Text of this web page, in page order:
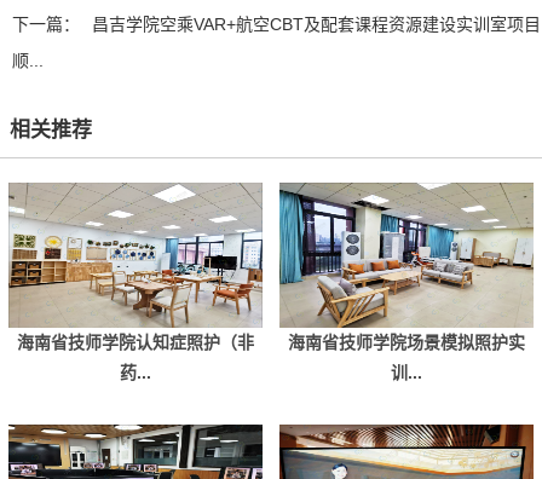
下一篇：
昌吉学院空乘VAR+航空CBT及配套课程资源建设实训室项目
顺...
相关推荐
海南省技师学院认知症照护（非
药...
海南省技师学院场景模拟照护实
训...